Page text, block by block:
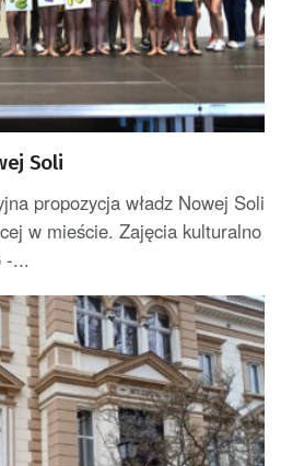
Soli
propozycja władz Nowej Soli
w mieście. Zajęcia kulturalno
-...